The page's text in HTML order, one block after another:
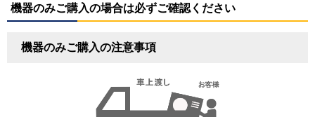
機器のみご購入の場合は必ずご確認ください
機器のみご購入の注意事項